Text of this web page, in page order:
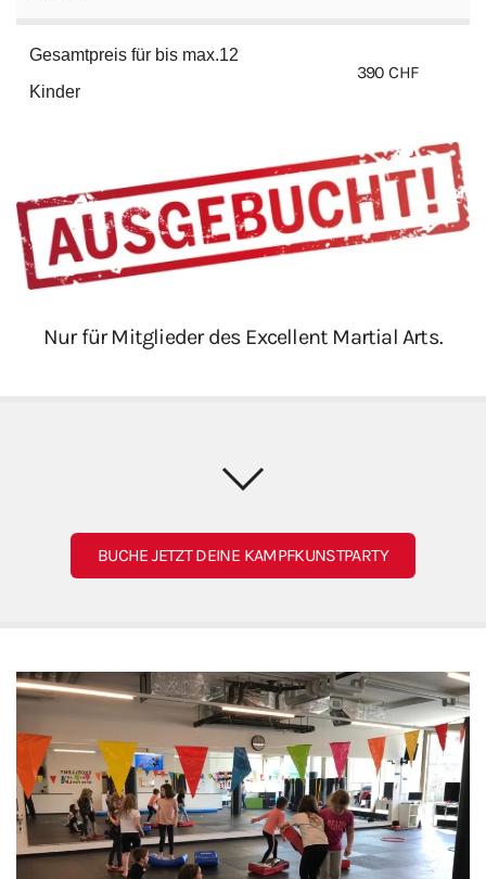
Gesamtpreis für bis max.12
Kinder
390 CHF
Nur für Mitglieder des Excellent Martial Arts.
BUCHE JETZT DEINE KAMPFKUNSTPARTY